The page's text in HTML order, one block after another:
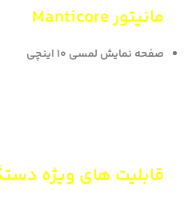
مانیتور Manticore
صفحه نمایش لمسی 10 اینچی
قابلیت های ویژه